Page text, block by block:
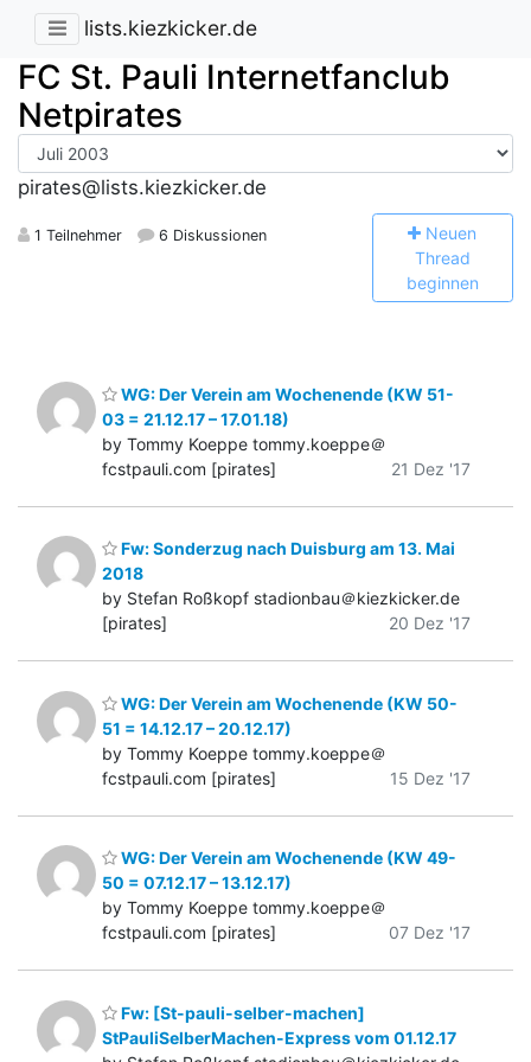
lists.kiezkicker.de
FC St. Pauli Internetfanclub
Netpirates
pirates@lists.kiezkicker.de
1 Teilnehmer 6 Diskussionen Neuen
Thread
beginnen
WG: Der Verein am Wochenende (KW 51-
03 = 21.12.17 – 17.01.18)
by Tommy Koeppe tommy.koeppe＠
fcstpauli.com [pirates]
21 Dez '17
Fw: Sonderzug nach Duisburg am 13. Mai
2018
by Stefan Roßkopf stadionbau＠kiezkicker.de
[pirates]
20 Dez '17
WG: Der Verein am Wochenende (KW 50-
51 = 14.12.17 – 20.12.17)
by Tommy Koeppe tommy.koeppe＠
fcstpauli.com [pirates]
15 Dez '17
WG: Der Verein am Wochenende (KW 49-
50 = 07.12.17 – 13.12.17)
by Tommy Koeppe tommy.koeppe＠
fcstpauli.com [pirates]
07 Dez '17
Fw: [St-pauli-selber-machen]
StPauliSelberMachen-Express vom 01.12.17